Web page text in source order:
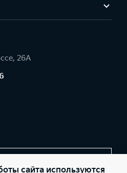
26А
сайта используются